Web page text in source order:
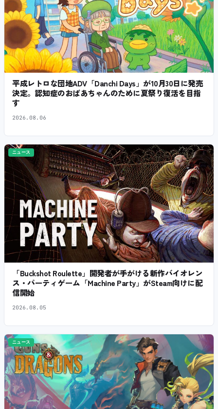
平成レトロな団地ADV「Danchi Days」が10月30日に発売
決定。認知症のおばあちゃんのために夏祭り復活を目指
す
2026.08.06
ニュース
「Buckshot Roulette」開発者が手がける新作バイオレン
ス・パーティゲーム「Machine Party」がSteam向けに配
信開始
2026.08.05
ニュース